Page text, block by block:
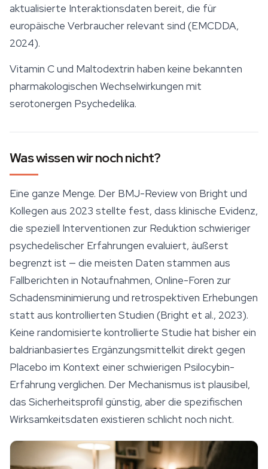
aktualisierte Interaktionsdaten bereit, die für
europäische Verbraucher relevant sind (EMCDDA,
2024).
Vitamin C und Maltodextrin haben keine bekannten
pharmakologischen Wechselwirkungen mit
serotonergen Psychedelika.
Was wissen wir noch nicht?
Eine ganze Menge. Der BMJ-Review von Bright und
Kollegen aus 2023 stellte fest, dass klinische Evidenz,
die speziell Interventionen zur Reduktion schwieriger
psychedelischer Erfahrungen evaluiert, äußerst
begrenzt ist — die meisten Daten stammen aus
Fallberichten in Notaufnahmen, Online-Foren zur
Schadensminimierung und retrospektiven Erhebungen
statt aus kontrollierten Studien (Bright et al., 2023).
Keine randomisierte kontrollierte Studie hat bisher ein
baldrianbasiertes Ergänzungsmittelkit direkt gegen
Placebo im Kontext einer schwierigen Psilocybin-
Erfahrung verglichen. Der Mechanismus ist plausibel,
das Sicherheitsprofil günstig, aber die spezifischen
Wirksamkeitsdaten existieren schlicht noch nicht.